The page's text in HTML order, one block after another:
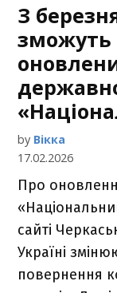
З
зможуть
by Вікка
17.02.2026
Про
сайті
Україні
повернення